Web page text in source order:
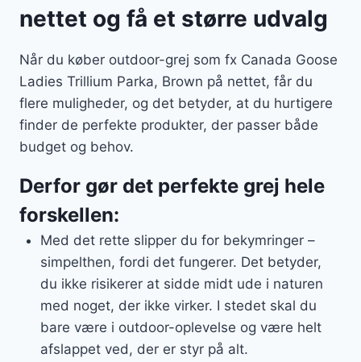
nettet og få et større udvalg
Når du køber outdoor-grej som fx Canada Goose
Ladies Trillium Parka, Brown på nettet, får du
flere muligheder, og det betyder, at du hurtigere
finder de perfekte produkter, der passer både
budget og behov.
Derfor gør det perfekte grej hele
forskellen:
Med det rette slipper du for bekymringer –
simpelthen, fordi det fungerer. Det betyder,
du ikke risikerer at sidde midt ude i naturen
med noget, der ikke virker. I stedet skal du
bare være i outdoor-oplevelse og være helt
afslappet ved, der er styr på alt.